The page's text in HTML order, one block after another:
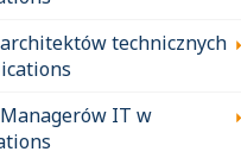
technicznych
IT w